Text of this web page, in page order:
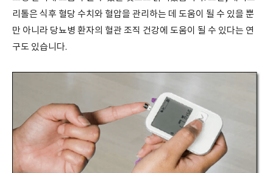
리톨은 식후 혈당 수치와 혈압을 관리하는 데 도움이 될 수 있을 뿐
만 아니라 당뇨병 환자의 혈관 조직 건강에 도움이 될 수 있다는 연
구도 있습니다.